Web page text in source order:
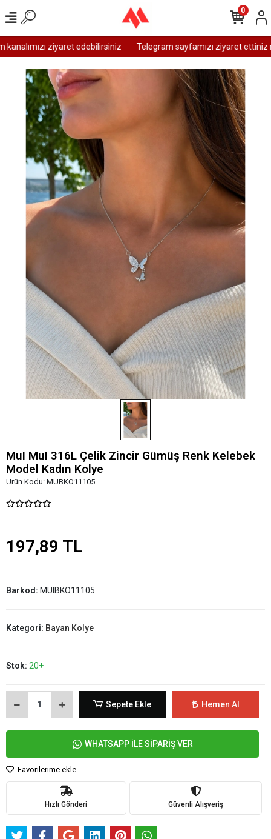
ziyaret edebilirsiniz Telegram sayfamızı ziyaret ettiniz
0
MuI MuI 316L Çelik Zincir Gümüş Renk Kelebek
Model Kadın Kolye
Ürün Kodu: MUBKO11105
197,89 TL
Barkod: MUIBKO11105
Kategori: Bayan Kolye
Stok: 20+
Sepete Ekle Hemen Al
WHATSAPP İLE SİPARİŞ VER
Favorilerime ekle
Hızlı Gönderi Güvenli Alışveriş